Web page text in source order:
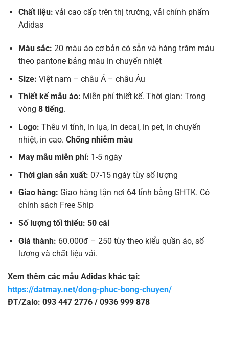
Chất liệu: vải cao cấp trên thị trường, vải chính phẩm
Adidas
Màu sắc: 20 màu áo cơ bản có sẵn và hàng trăm màu
theo pantone bảng màu in chuyển nhiệt
Size: Việt nam – châu Á – châu Âu
Thiết kế mẫu áo: Miễn phí thiết kế. Thời gian: Trong
vòng 8 tiếng.
Logo: Thêu vi tính, in lụa, in decal, in pet, in chuyển
nhiệt, in cao. Chống nhiễm màu
May mẫu miễn phí: 1-5 ngày
Thời gian sản xuất: 07-15 ngày tùy số lượng
Giao hàng: Giao hàng tận nơi 64 tỉnh bằng GHTK. Có
chính sách Free Ship
Số lượng tối thiểu: 50 cái
Giá thành: 60.000đ – 250 tùy theo kiểu quần áo, số
lượng và chất liệu vải.
Xem thêm các mẫu Adidas khác tại:
https://datmay.net/dong-phuc-bong-chuyen/
ĐT/Zalo: 093 447 2776 / 0936 999 878